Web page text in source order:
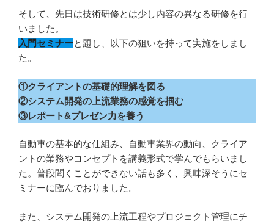
そして、先日は技術研修とは少し内容の異なる研修を行
いました。
入門セミナーと題し、以下の狙いを持って実施をしまし
た。
①クライアントの基礎的理解を図る
②システム開発の上流業務の感覚を掴む
③レポート&プレゼン力を養う
自動車の基本的な仕組み、自動車業界の動向、クライア
ントの業務やコンセプトを講義形式で学んでもらいまし
た。普段聞くことができない話も多く、興味深そうにセ
ミナーに臨んでおりました。
また、システム開発の上流工程やプロジェクト管理にチ